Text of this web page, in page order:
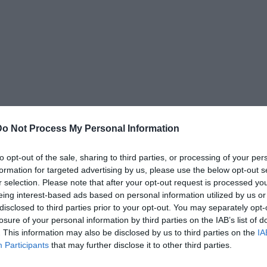
Not Process My Personal Information
opt-out of the sale, sharing to third parties, or processing of your
for targeted advertising by us, please use the below opt-out
selection. Please note that after your opt-out request is processed
interest-based ads based on personal information utilized by us
to third parties prior to your opt-out. You may separately
of your personal information by third parties on the IAB’s list of
This information may also be disclosed by us to third parties on the
Participants that may further disclose it to other third parties.
ReverberisulQS- da un bambino che sogna di
della Juventus e raggiunge i primi obiettivi in
Emilia in fibrillazione dopo l’arrivo di Mike Piazza,
la maglia del Pisa. Nel libro trovano spazio vicende
o le conferme in cadetteria, oltre alle
D dopo il fallimento alla retrocessione senza